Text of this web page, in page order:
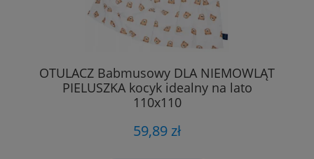
OTULACZ Babmusowy DLA NIEMOWLĄT
PIELUSZKA kocyk idealny na lato
110x110
59,89 zł